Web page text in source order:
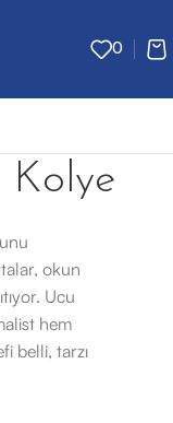
0
Kolye
okun
Ucu
hem
belli, tarzı